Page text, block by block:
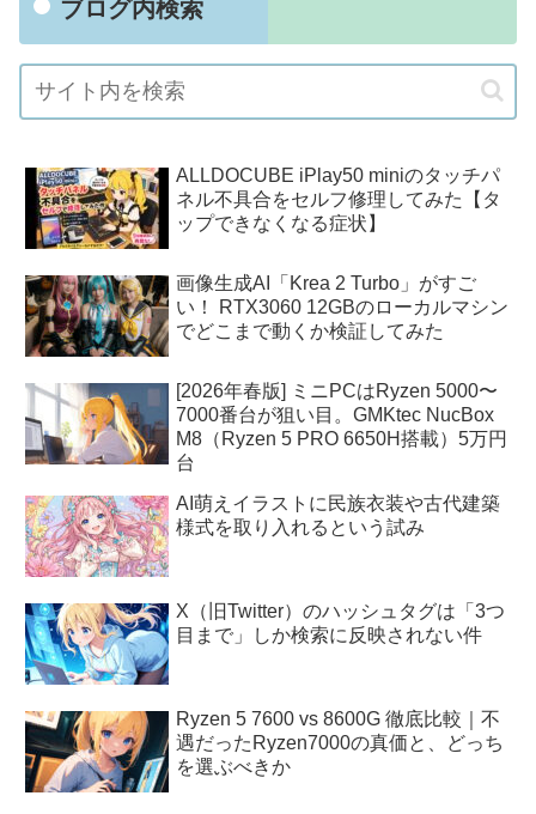
ブログ内検索
ALLDOCUBE iPlay50 miniのタッチパ
ネル不具合をセルフ修理してみた【タ
ップできなくなる症状】
画像生成AI「Krea 2 Turbo」がすご
い！ RTX3060 12GBのローカルマシン
でどこまで動くか検証してみた
[2026年春版] ミニPCはRyzen 5000〜
7000番台が狙い目。GMKtec NucBox
M8（Ryzen 5 PRO 6650H搭載）5万円
台
AI萌えイラストに民族衣装や古代建築
様式を取り入れるという試み
X（旧Twitter）のハッシュタグは「3つ
目まで」しか検索に反映されない件
Ryzen 5 7600 vs 8600G 徹底比較｜不
遇だったRyzen7000の真価と、どっち
を選ぶべきか